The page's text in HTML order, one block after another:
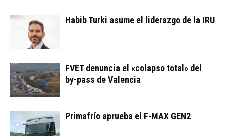
Habib Turki asume el liderazgo de la IRU
FVET denuncia el «colapso total» del
by-pass de Valencia
Primafrío aprueba el F-MAX GEN2